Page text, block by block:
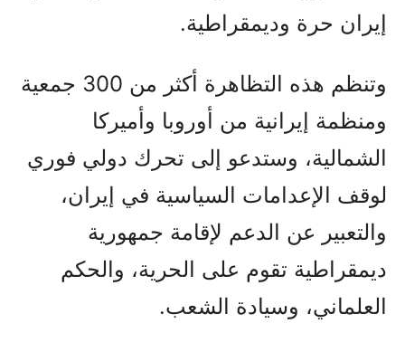
إيران حرة وديمقراطية.
وتنظم هذه التظاهرة أكثر من 300 جمعية
ومنظمة إيرانية من أوروبا وأميركا
الشمالية، وستدعو إلى تحرك دولي فوري
لوقف الإعدامات السياسية في إيران،
والتعبير عن الدعم لإقامة جمهورية
ديمقراطية تقوم على الحرية، والحكم
العلماني، وسيادة الشعب.